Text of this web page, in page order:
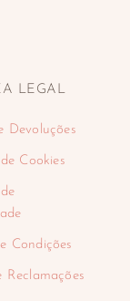
LEGAL
Devoluções
Cookies
Condições
Reclamações